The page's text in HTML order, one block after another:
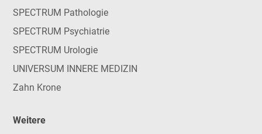
SPECTRUM Pathologie
SPECTRUM Psychiatrie
SPECTRUM Urologie
UNIVERSUM INNERE MEDIZIN
Zahn Krone
Weitere